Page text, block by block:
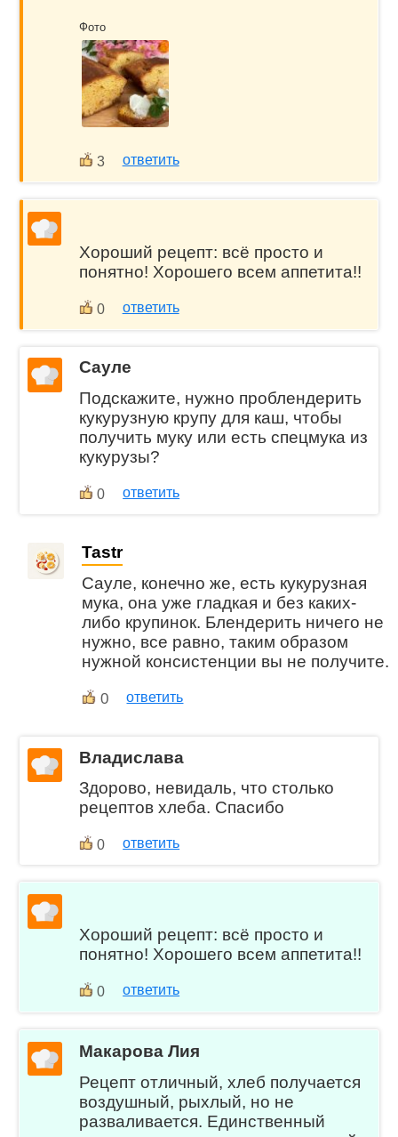
Фото
3 ответить
Хороший рецепт: всё просто и
понятно! Хорошего всем аппетита!!
0 ответить
Сауле
Подскажите, нужно проблендерить
кукурузную крупу для каш, чтобы
получить муку или есть спецмука из
кукурузы?
0 ответить
Tastr
Сауле, конечно же, есть кукурузная
мука, она уже гладкая и без каких-
либо крупинок. Блендерить ничего не
нужно, все равно, таким образом
нужной консистенции вы не получите.
0 ответить
Владислава
Здорово, невидаль, что столько
рецептов хлеба. Спасибо
0 ответить
Хороший рецепт: всё просто и
понятно! Хорошего всем аппетита!!
0 ответить
Макарова Лия
Рецепт отличный, хлеб получается
воздушный, рыхлый, но не
разваливается. Единственный